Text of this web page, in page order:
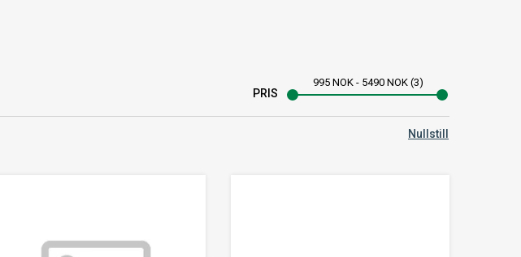
PRIS
995 NOK - 5490 NOK 3
Nullstill